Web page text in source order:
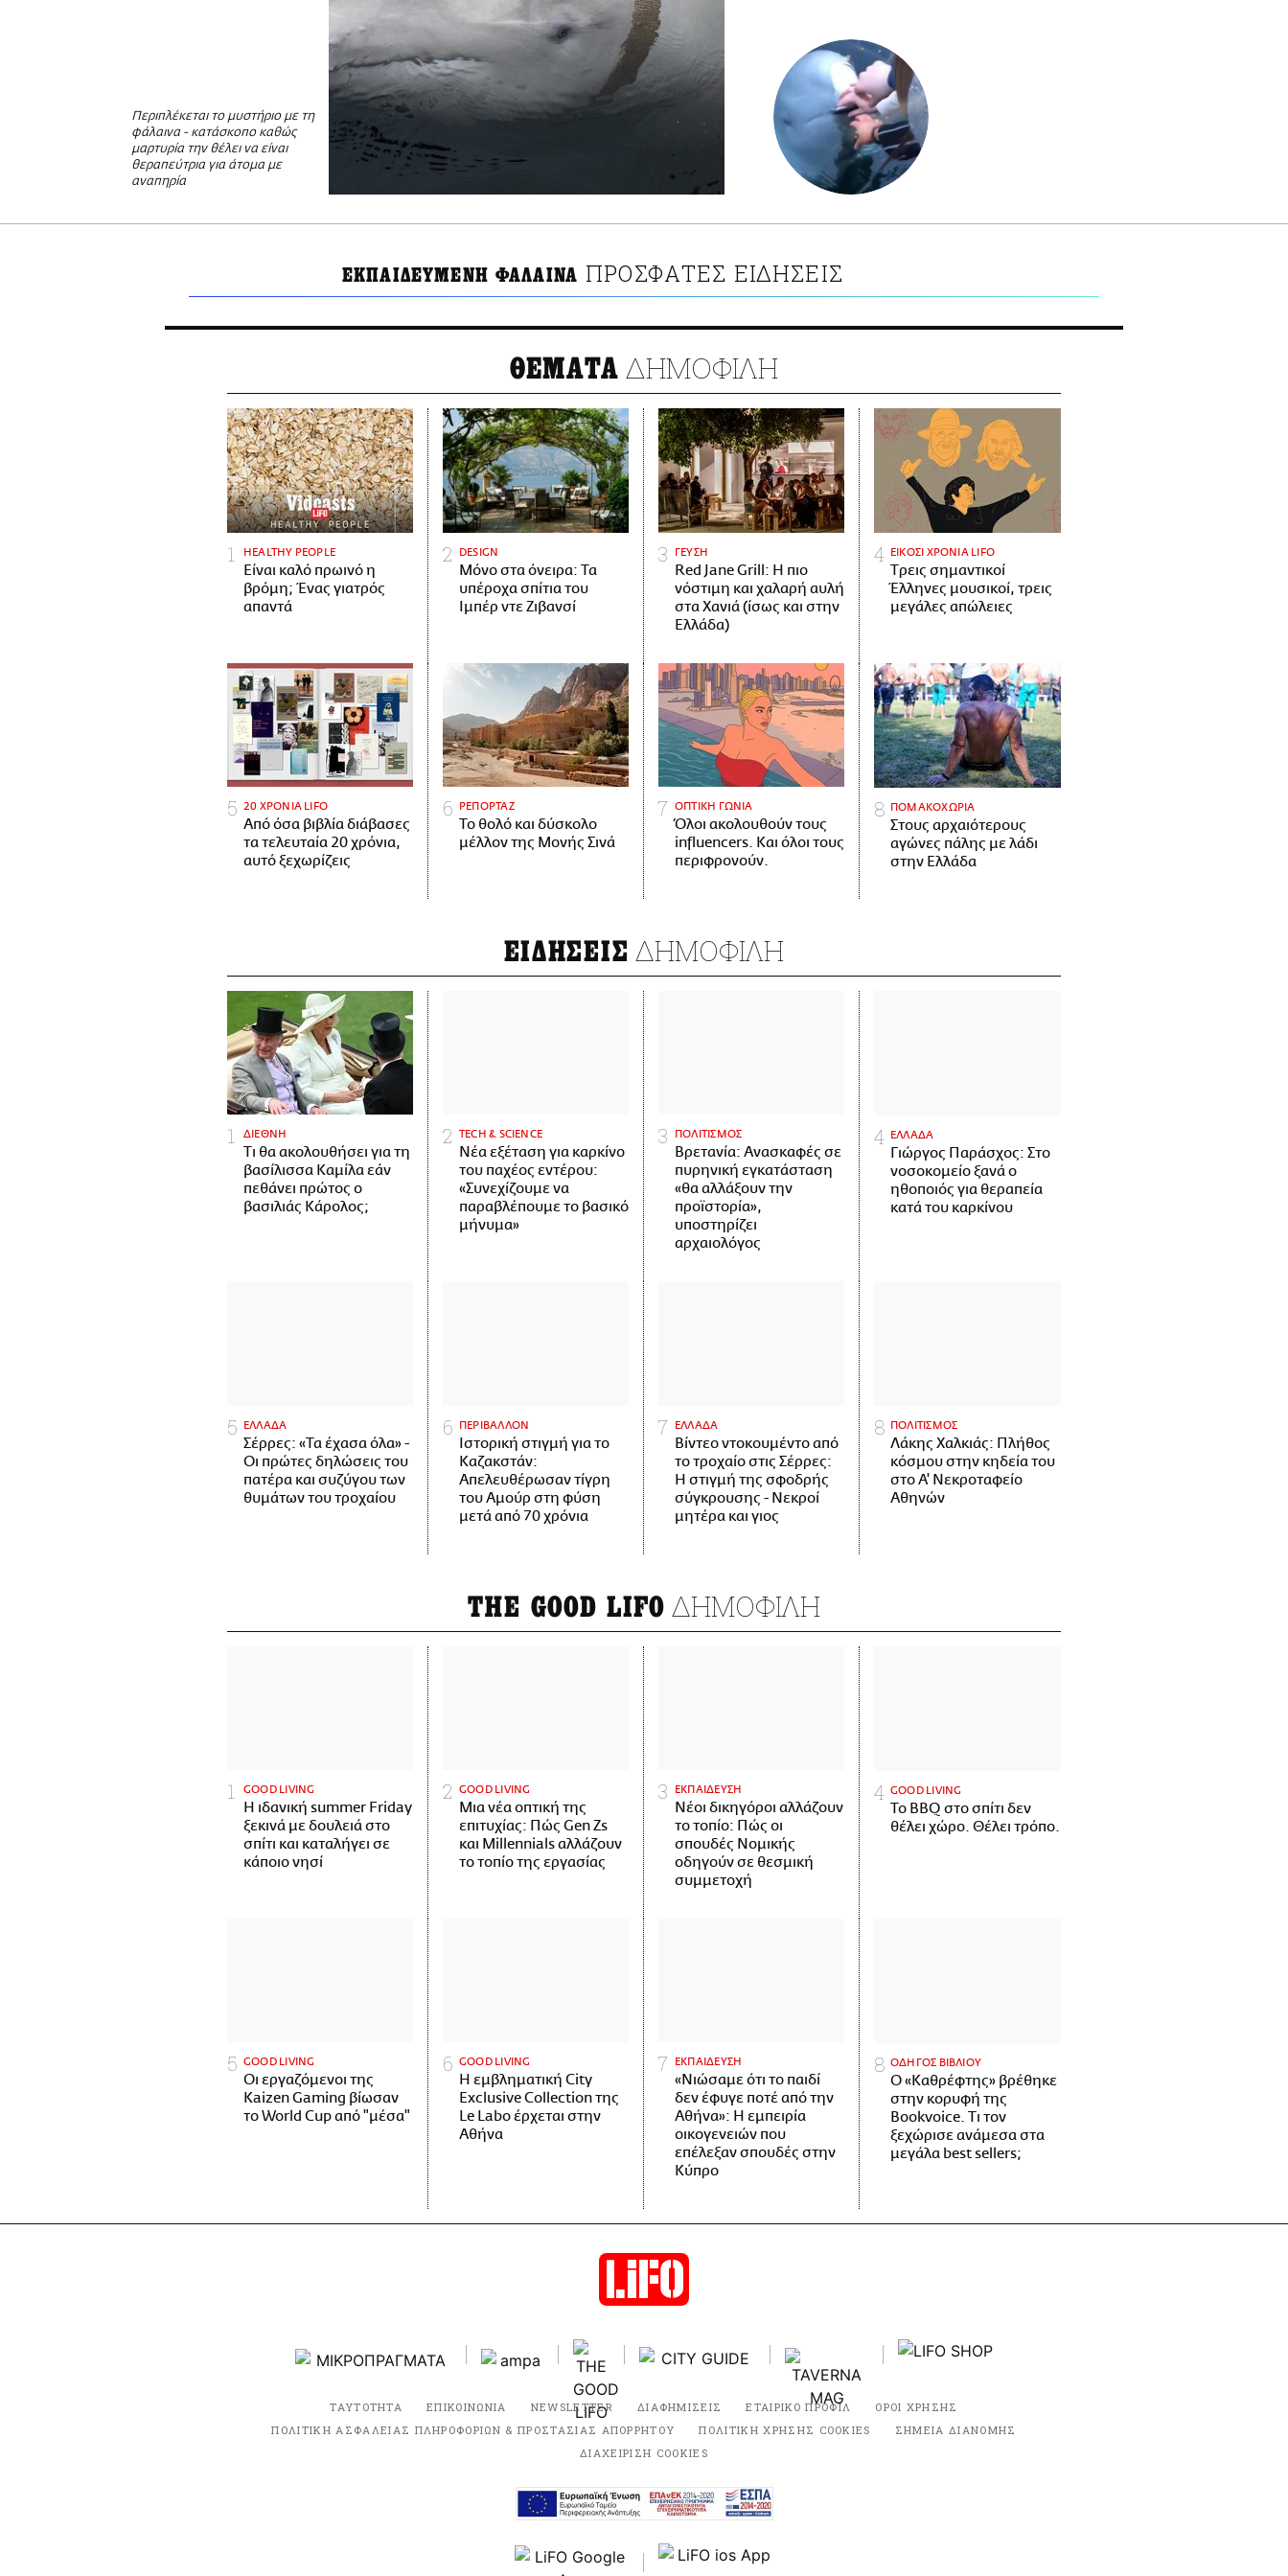
Περιπλέκεται το μυστήριο με τη
φάλαινα - κατάσκοπο καθώς
μαρτυρία την θέλει να είναι
θεραπεύτρια για άτομα με
αναπηρία
ΕΚΠΑΙΔΕΥΜΕΝΗ ΦΑΛΑΙΝΑ ΠΡΟΣΦΑΤΕΣ ΕΙΔΗΣΕΙΣ
ΘΕΜΑΤΑ ΔΗΜΟΦΙΛΗ
HEALTHY PEOPLE
Είναι καλό πρωινό η
βρόμη; Ένας γιατρός
απαντά
DESIGN
Μόνο στα όνειρα: Τα
υπέροχα σπίτια του
Ιμπέρ ντε Ζιβανσί
ΓΕΥΣΗ
Red Jane Grill: Η πιο
νόστιμη και χαλαρή αυλή
στα Χανιά (ίσως και στην
Ελλάδα)
ΕΙΚΟΣΙ ΧΡΟΝΙΑ LIFO
Tρεις σημαντικοί
Έλληνες μουσικοί, τρεις
μεγάλες απώλειες
20 ΧΡΟΝΙΑ LIFO
Από όσα βιβλία διάβασες
τα τελευταία 20 χρόνια,
αυτό ξεχωρίζεις
ΡΕΠΟΡΤΑΖ
Το θολό και δύσκολο
μέλλον της Μονής Σινά
ΟΠΤΙΚΗ ΓΩΝΙΑ
Όλοι ακολουθούν τους
influencers. Και όλοι τους
περιφρονούν.
ΠΟΜΑΚΟΧΩΡΙΑ
Στους αρχαιότερους
αγώνες πάλης με λάδι
στην Ελλάδα
ΕΙΔΗΣΕΙΣ ΔΗΜΟΦΙΛΗ
ΔΙΕΘΝΗ
Τι θα ακολουθήσει για τη
βασίλισσα Καμίλα εάν
πεθάνει πρώτος ο
βασιλιάς Κάρολος;
ΤECH & SCIENCE
Νέα εξέταση για καρκίνο
του παχέος εντέρου:
«Συνεχίζουμε να
παραβλέπουμε το βασικό
μήνυμα»
ΠΟΛΙΤΙΣΜΟΣ
Βρετανία: Ανασκαφές σε
πυρηνική εγκατάσταση
«θα αλλάξουν την
προϊστορία»,
υποστηρίζει
αρχαιολόγος
ΕΛΛΑΔΑ
Γιώργος Παράσχος: Στο
νοσοκομείο ξανά ο
ηθοποιός για θεραπεία
κατά του καρκίνου
ΕΛΛΑΔΑ
Σέρρες: «Τα έχασα όλα» -
Οι πρώτες δηλώσεις του
πατέρα και συζύγου των
θυμάτων του τροχαίου
ΠΕΡΙΒΑΛΛΟΝ
Ιστορική στιγμή για το
Καζακστάν:
Απελευθέρωσαν τίγρη
του Αμούρ στη φύση
μετά από 70 χρόνια
ΕΛΛΑΔΑ
Βίντεο ντοκουμέντο από
το τροχαίο στις Σέρρες:
Η στιγμή της σφοδρής
σύγκρουσης - Νεκροί
μητέρα και γιος
ΠΟΛΙΤΙΣΜΟΣ
Λάκης Χαλκιάς: Πλήθος
κόσμου στην κηδεία του
στο Α' Νεκροταφείο
Αθηνών
THE GOOD LIFO ΔΗΜΟΦΙΛΗ
GOOD LIVING
Η ιδανική summer Friday
ξεκινά με δουλειά στο
σπίτι και καταλήγει σε
κάποιο νησί
GOOD LIVING
Μια νέα οπτική της
επιτυχίας: Πώς Gen Zs
και Millennials αλλάζουν
το τοπίο της εργασίας
ΕΚΠΑΙΔΕΥΣΗ
Νέοι δικηγόροι αλλάζουν
το τοπίο: Πώς οι
σπουδές Νομικής
οδηγούν σε θεσμική
συμμετοχή
GOOD LIVING
Το BBQ στο σπίτι δεν
θέλει χώρο. Θέλει τρόπο.
GOOD LIVING
Οι εργαζόμενοι της
Kaizen Gaming βίωσαν
το World Cup από "μέσα"
GOOD LIVING
Η εμβληματική City
Exclusive Collection της
Le Labo έρχεται στην
Αθήνα
ΕΚΠΑΙΔΕΥΣΗ
«Νιώσαμε ότι το παιδί
δεν έφυγε ποτέ από την
Αθήνα»: Η εμπειρία
οικογενειών που
επέλεξαν σπουδές στην
Κύπρο
ΟΔΗΓΟΣ ΒΙΒΛΙΟΥ
Ο «Καθρέφτης» βρέθηκε
στην κορυφή της
Bookvoice. Τι τον
ξεχώρισε ανάμεσα στα
μεγάλα best sellers;
ΤΑΥΤΟΤΗΤΑ ΕΠΙΚΟΙΝΩΝΙΑ NEWSLETTER ΔΙΑΦΗΜΙΣΕΙΣ ΕΤΑΙΡΙΚΟ ΠΡΟΦΙΛ
ΟΡΟΙ ΧΡΗΣΗΣ
ΠΟΛΙΤΙΚΗ ΑΣΦΑΛΕΙΑΣ ΠΛΗΡΟΦΟΡΙΩΝ & ΠΡΟΣΤΑΣΙΑΣ ΑΠΟΡΡΗΤΟΥ
ΠΟΛΙΤΙΚΗ ΧΡΗΣΗΣ COOKIES
ΣΗΜΕΙΑ ΔΙΑΝΟΜΗΣ
ΔΙΑΧΕΙΡΙΣΗ COOKIES